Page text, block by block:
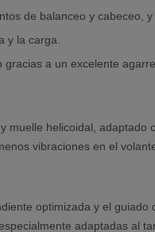
de balanceo y cabeceo,
y la carga.
a un excelente
helicoidal,
vibraciones en el
optimizada y el
adaptadas al